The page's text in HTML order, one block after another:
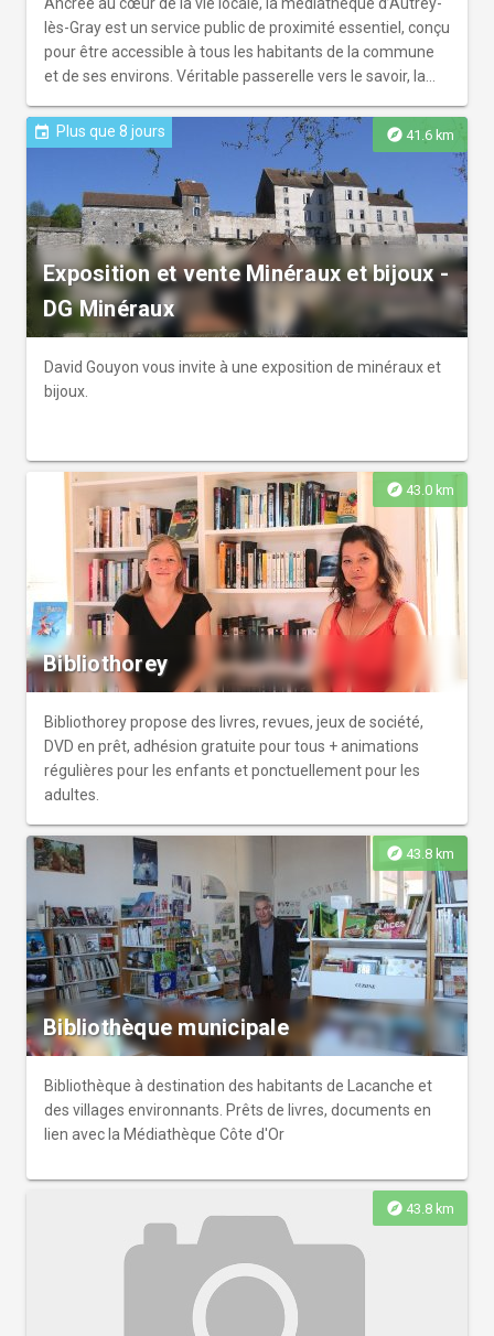
lès-Gray est un service public de proximité essentiel, conçu
pour être accessible à tous les habitants de la commune
et de ses environs. Véritable passerelle vers le savoir, la
dynamique et chaleureux.
explore 41.6 km
event Plus que 8 jours
Exposition et vente Minéraux et bijoux -
DG Minéraux
David Gouyon vous invite à une exposition de minéraux et
bijoux.
explore 43.0 km
Bibliothorey
Bibliothorey propose des livres, revues, jeux de société,
DVD en prêt, adhésion gratuite pour tous + animations
régulières pour les enfants et ponctuellement pour les
adultes.
explore 43.8 km
Bibliothèque municipale
Bibliothèque à destination des habitants de Lacanche et
des villages environnants. Prêts de livres, documents en
lien avec la Médiathèque Côte d'Or
explore 43.8 km